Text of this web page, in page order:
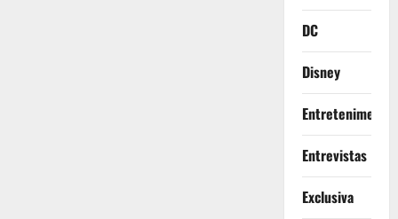
DC
Disney
Entretenimento
Entrevistas
Exclusiva